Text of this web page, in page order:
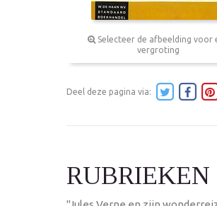
Selecteer de afbeelding voor
vergroting
Deel deze pagina via:
RUBRIEKEN